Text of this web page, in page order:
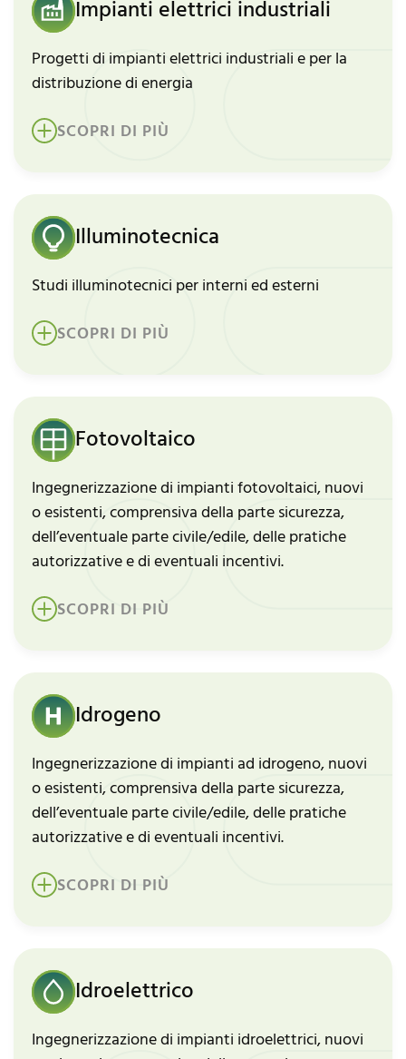
Impianti elettrici industriali
Progetti di impianti elettrici industriali e per la
distribuzione di energia
SCOPRI DI PIÙ
Illuminotecnica
Studi illuminotecnici per interni ed esterni
SCOPRI DI PIÙ
Fotovoltaico
Ingegnerizzazione di impianti fotovoltaici, nuovi
o esistenti, comprensiva della parte sicurezza,
dell’eventuale parte civile/edile, delle pratiche
autorizzative e di eventuali incentivi.
SCOPRI DI PIÙ
Idrogeno
Ingegnerizzazione di impianti ad idrogeno, nuovi
o esistenti, comprensiva della parte sicurezza,
dell’eventuale parte civile/edile, delle pratiche
autorizzative e di eventuali incentivi.
SCOPRI DI PIÙ
Idroelettrico
Ingegnerizzazione di impianti idroelettrici, nuovi